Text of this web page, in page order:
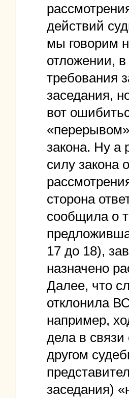
действий
мы говорим
отложении,
требования
заседания,
вот
закона. Ну а
силу закона
сторона
сообщила о
17 до 18),
назначено
Далее, что
отклонила
например,
дела в связи
другом
заседания)